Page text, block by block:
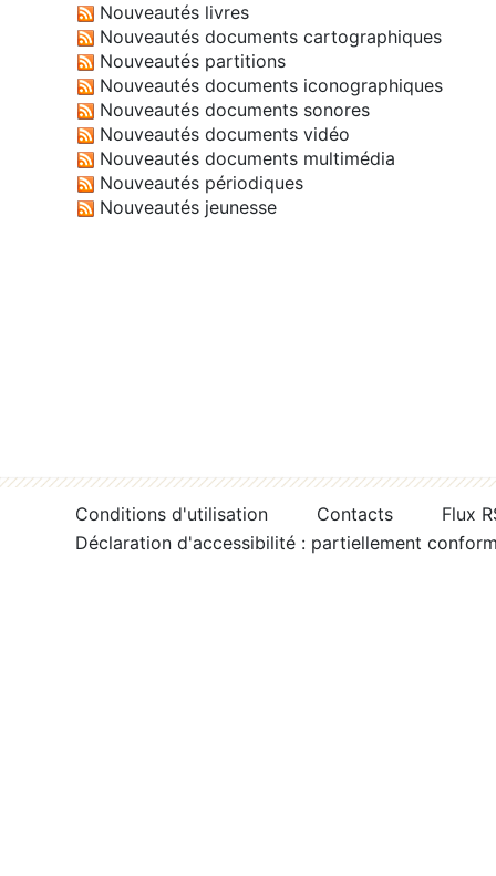
Nouveautés livres
Nouveautés documents cartographiques
Nouveautés partitions
Nouveautés documents iconographiques
Nouveautés documents sonores
Nouveautés documents vidéo
Nouveautés documents multimédia
Nouveautés périodiques
Nouveautés jeunesse
Conditions d'utilisation Contacts
Flux
Déclaration d'accessibilité : partiellement